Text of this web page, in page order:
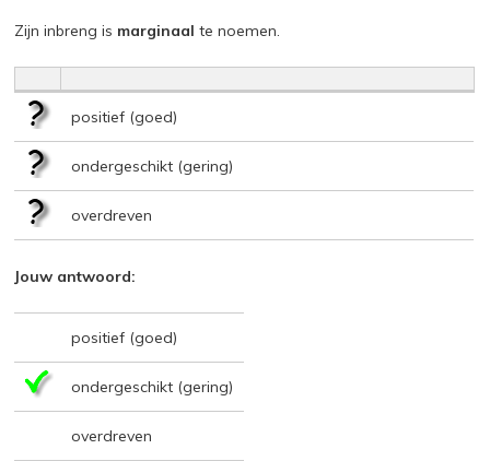
Zijn inbreng is marginaal te noemen.
positief (goed)
ondergeschikt (gering)
overdreven
Jouw antwoord:
positief (goed)
ondergeschikt (gering)
overdreven